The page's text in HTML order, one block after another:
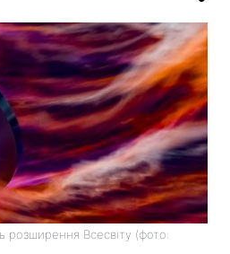
розширення Всесвіту (фото: